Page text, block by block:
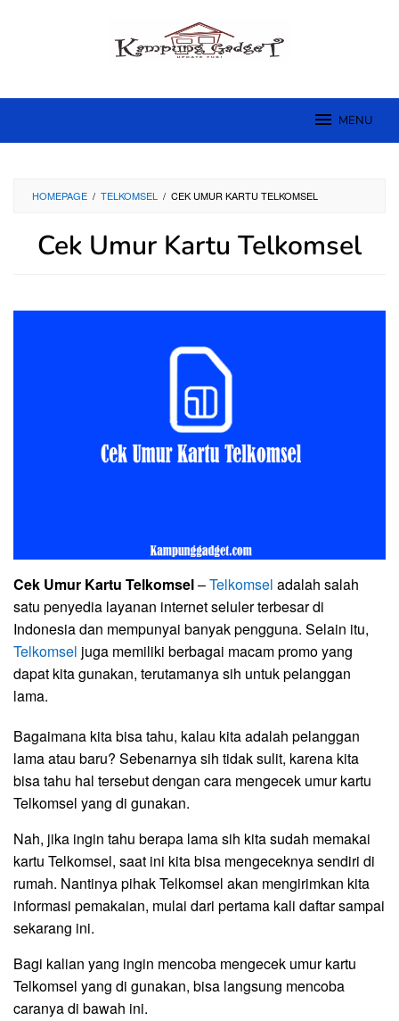
MENU
HOMEPAGE / TELKOMSEL / CEK UMUR KARTU TELKOMSEL
Cek Umur Kartu Telkomsel
Cek Umur Kartu Telkomsel–Telkomsel adalah salah
satu penyedia layanan internet seluler terbesar di
Indonesia dan mempunyai banyak pengguna. Selain itu,
Telkomsel juga memiliki berbagai macam promo yang
dapat kita gunakan, terutamanya sih untuk pelanggan
lama.
Bagaimana kita bisa tahu, kalau kita adalah pelanggan
lama atau baru? Sebenarnya sih tidak sulit, karena kita
bisa tahu hal tersebut dengan cara mengecek umur kartu
Telkomsel yang di gunakan.
Nah, jika ingin tahu berapa lama sih kita sudah memakai
kartu Telkomsel, saat ini kita bisa mengeceknya sendiri di
rumah. Nantinya pihak Telkomsel akan mengirimkan kita
informasi pemakaian, mulai dari pertama kali daftar sampai
sekarang ini.
Bagi kalian yang ingin mencoba mengecek umur kartu
Telkomsel yang di gunakan, bisa langsung mencoba
caranya di bawah ini.